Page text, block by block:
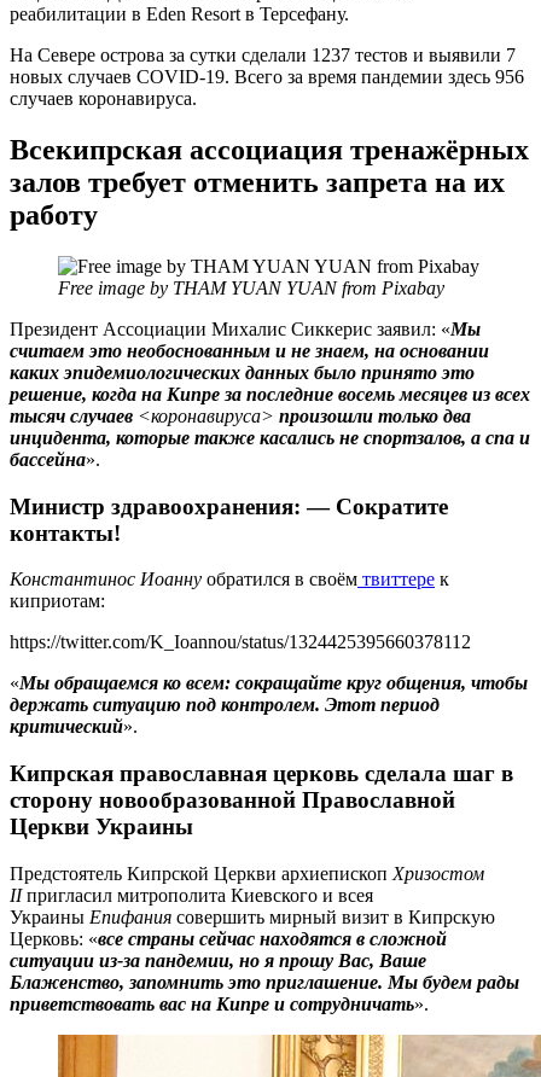
реабилитации в Eden Resort в Терсефану.
На Севере острова за сутки сделали 1237 тестов и выявили 7
новых случаев COVID-19. Всего за время пандемии здесь 956
случаев коронавируса.
Всекипрская ассоциация тренажёрных
залов требует отменить запрета на их
работу
Free image by THAM YUAN YUAN from Pixabay
Президент Ассоциации Михалис Сиккерис заявил: «Мы
считаем это необоснованным и не знаем, на основании
каких эпидемиологических данных было принято это
решение, когда на Кипре за последние восемь месяцев из всех
тысяч случаев <коронавируса> произошли только два
инцидента, которые также касались не спортзалов, а спа и
бассейна».
Министр здравоохранения: — Сократите
контакты!
Константинос Иоанну обратился в своём твиттере к
киприотам:
https://twitter.com/K_Ioannou/status/1324425395660378112
«Мы обращаемся ко всем: сокращайте круг общения, чтобы
держать ситуацию под контролем. Этот период
критический».
Кипрская православная церковь сделала шаг в
сторону новообразованной Православной
Церкви Украины
Предстоятель Кипрской Церкви архиепископ Хризостом
IIпригласил митрополита Киевского и всея
Украины Епифания совершить мирный визит в Кипрскую
Церковь: «все страны сейчас находятся в сложной
ситуации из-за пандемии, но я прошу Вас, Ваше
Блаженство, запомнить это приглашение. Мы будем рады
приветствовать вас на Кипре и сотрудничать».